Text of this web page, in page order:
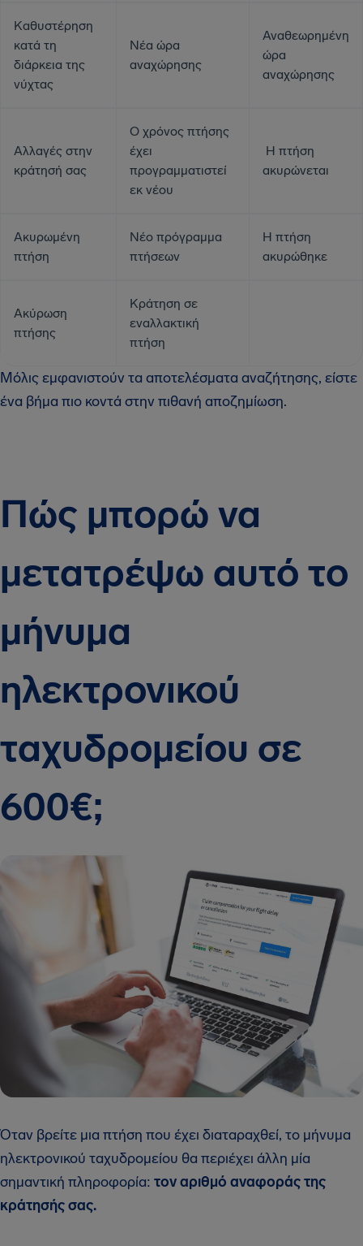
Καθυστέρηση
κατά τη
διάρκεια της
νύχτας
Νέα ώρα
αναχώρησης
Αναθεωρημένη
ώρα
αναχώρησης
Αλλαγές στην
κράτησή σας
Ο χρόνος πτήσης
έχει
προγραμματιστεί
εκ νέου
Η πτήση
ακυρώνεται
Ακυρωμένη
πτήση
Νέο πρόγραμμα
πτήσεων
Η πτήση
ακυρώθηκε
Ακύρωση
πτήσης
Κράτηση σε
εναλλακτική
πτήση
Μόλις εμφανιστούν τα αποτελέσματα αναζήτησης, είστε
ένα βήμα πιο κοντά στην πιθανή αποζημίωση.
Πώς μπορώ να
μετατρέψω αυτό το
μήνυμα
ηλεκτρονικού
ταχυδρομείου σε
600€;
Όταν βρείτε μια πτήση που έχει διαταραχθεί, το μήνυμα
ηλεκτρονικού ταχυδρομείου θα περιέχει άλλη μία
σημαντική πληροφορία: τον αριθμό αναφοράς της
κράτησής σας.